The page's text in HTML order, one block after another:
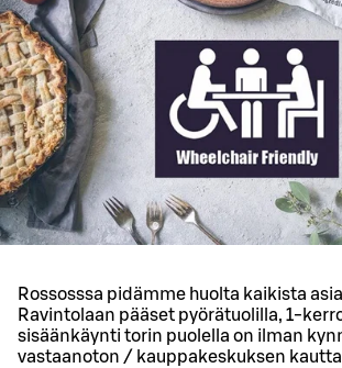
Rossosssa pidämme huolta kaikista
Ravintolaan pääset pyörätuolilla, 1-
sisäänkäynti torin puolella on ilman
vastaanoton / kauppakeskuksen